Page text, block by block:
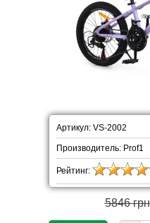
Артикул: VS-2002
Производитель: Prof1
Рейтинг:
5846 грн